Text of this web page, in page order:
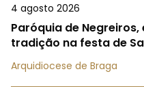
4 agosto 2026
Paróquia de
tradição na festa de
Arquidiocese de Braga